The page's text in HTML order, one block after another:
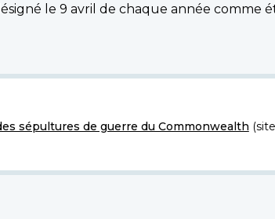
le 9 avril de chaque année comme
sépultures de guerre du Commonwealth